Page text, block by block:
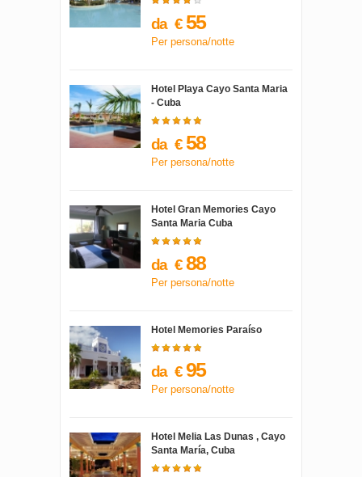
da €55
Per persona/notte
Hotel Playa Cayo Santa Maria
- Cuba
da €58
Per persona/notte
Hotel Gran Memories Cayo
Santa Maria Cuba
da €88
Per persona/notte
Hotel Memories Paraíso
da €95
Per persona/notte
Hotel Melia Las Dunas , Cayo
Santa María, Cuba